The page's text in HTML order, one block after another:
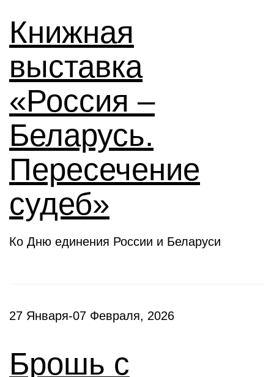
Книжная
выставка
«Россия –
Беларусь.
Пересечение
судеб»
Ко Дню единения России и Беларуси
27 Января-07 Февраля, 2026
Брошь с